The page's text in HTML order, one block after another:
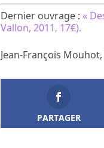
Dernier ouvrage :«
Vallon, 2011, 17€).
Jean-François
PARTAGER